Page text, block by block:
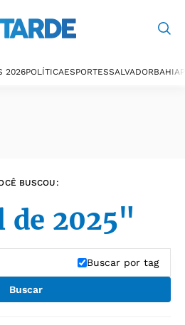
2026POLÍTICAESPORTESSALVADORBAHIA
BUSCOU:
de 2025"
Buscar por tag
Buscar